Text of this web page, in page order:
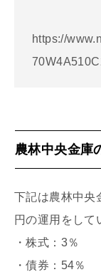
https://
農林中央金庫
下記は農林中央
円の運用をして
・株式：3％
・債券：54％